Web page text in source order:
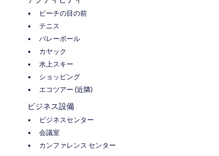
ビーチの目の前
テニス
バレーボール
カヤック
水上スキー
ショッピング
エコツアー (近隣)
ビジネス設備
ビジネスセンター
会議室
カンファレンス センター